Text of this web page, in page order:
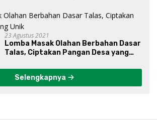
23 Agustus 2021
Lomba Masak Olahan Berbahan Dasar
Talas, Ciptakan Pangan Desa yang
Selengkapnya